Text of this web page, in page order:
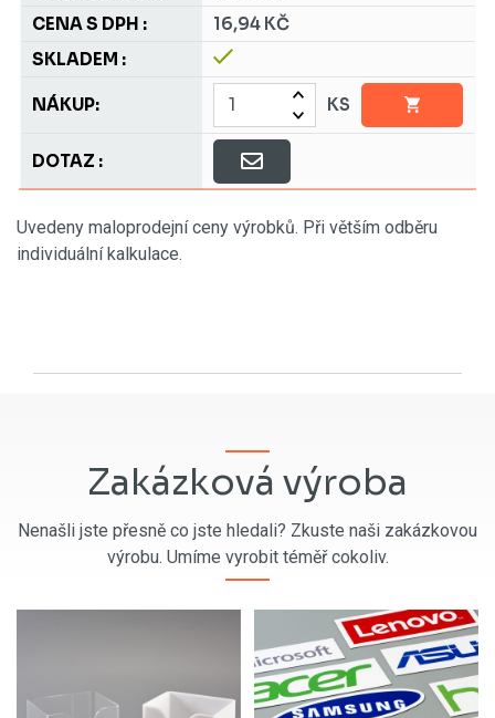
16,94 KČ
KS
Uvedeny maloprodejní ceny výrobků. Při větším odběru
individuální kalkulace.
Zakázková výroba
Nenašli jste přesně co jste hledali? Zkuste naši zakázkovou
výrobu. Umíme vyrobit téměř cokoliv.